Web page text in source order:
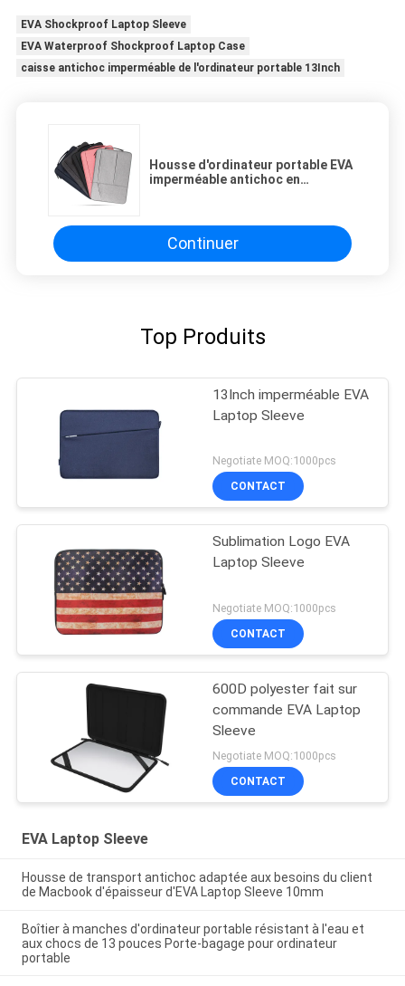
EVA Shockproof Laptop Sleeve
EVA Waterproof Shockproof Laptop Case
caisse antichoc imperméable de l'ordinateur portable 13Inch
Housse d'ordinateur portable EVA
imperméable antichoc en
avec poche zippée pour MacBook
Air 13 pouces
Continuer
Top Produits
13Inch imperméable EVA
Laptop Sleeve
Negotiate MOQ:1000pcs
CONTACT
Sublimation Logo EVA
Laptop Sleeve
Negotiate MOQ:1000pcs
CONTACT
600D polyester fait sur
commande EVA Laptop
Sleeve
Negotiate MOQ:1000pcs
CONTACT
EVA Laptop Sleeve
Housse de transport antichoc adaptée aux besoins du client
de Macbook d'épaisseur d'EVA Laptop Sleeve 10mm
Boîtier à manches d'ordinateur portable résistant à l'eau et
aux chocs de 13 pouces Porte-bagage pour ordinateur
portable